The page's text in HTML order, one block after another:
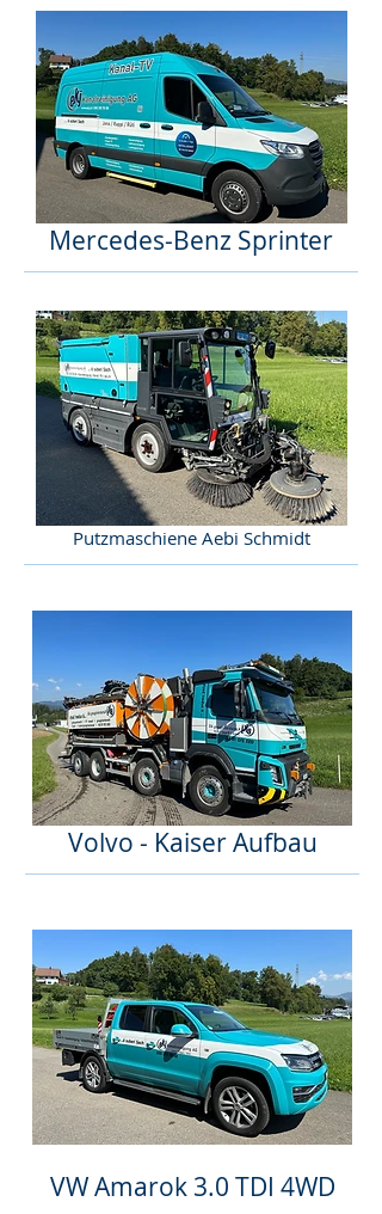
Mercedes-Benz Sprinter
Putzmaschiene Aebi Schmidt
Volvo - Kaiser Aufbau
VW Amarok 3.0 TDI 4WD